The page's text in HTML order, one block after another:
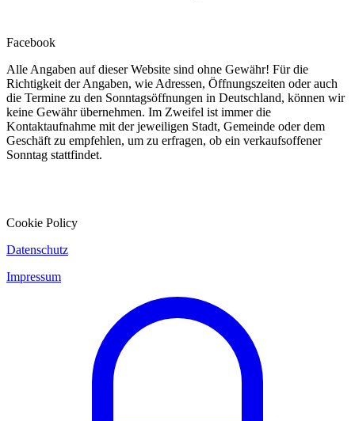
Facebook
Alle Angaben auf dieser Website sind ohne Gewähr! Für die
Richtigkeit der Angaben, wie Adressen, Öffnungszeiten oder auch
die Termine zu den Sonntagsöffnungen in Deutschland, können wir
keine Gewähr übernehmen. Im Zweifel ist immer die
Kontaktaufnahme mit der jeweiligen Stadt, Gemeinde oder dem
Geschäft zu empfehlen, um zu erfragen, ob ein verkaufsoffener
Sonntag stattfindet.
Cookie Policy
Datenschutz
Impressum